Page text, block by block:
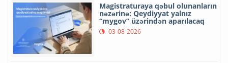
Magistraturaya qəbul olunanların
nəzərinə: Qeydiyyat yalnız
“mygov” üzərindən aparılacaq
03-08-2026